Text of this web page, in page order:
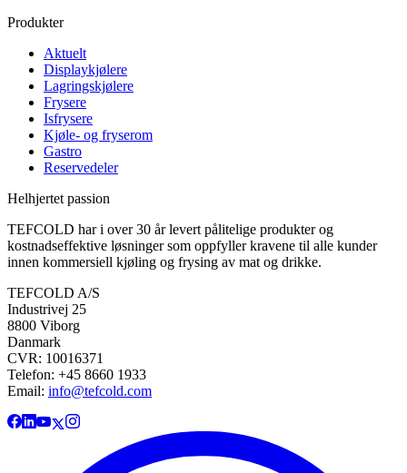
Produkter
Aktuelt
Displaykjølere
Lagringskjølere
Frysere
Isfrysere
Kjøle- og fryserom
Gastro
Reservedeler
Helhjertet passion
TEFCOLD har i over 30 år levert pålitelige produkter og
kostnadseffektive løsninger som oppfyller kravene til alle kunder
innen kommersiell kjøling og frysing av mat og drikke.
TEFCOLD A/S
Industrivej 25
8800 Viborg
Danmark
CVR: 10016371
Telefon: +45 8660 1933
Email: info@tefcold.com